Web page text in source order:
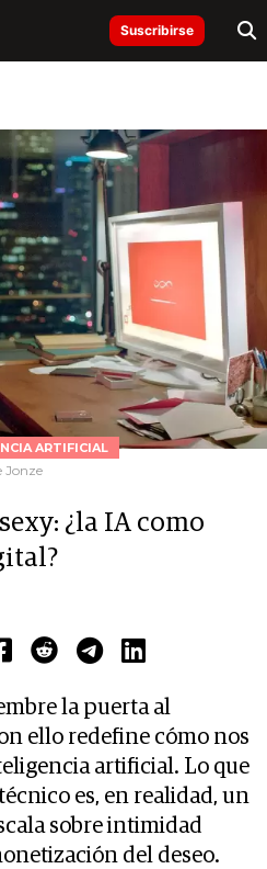
Suscribirse
ARTIFICIAL
Jonze
¿la IA como
la puerta al
ello redefine cómo nos
artificial. Lo que
es, en realidad, un
sobre intimidad
del deseo.